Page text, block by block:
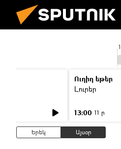
Ուղիղ եթեր
Լուրեր
13:00 11 ր
Երեկ Այսօր